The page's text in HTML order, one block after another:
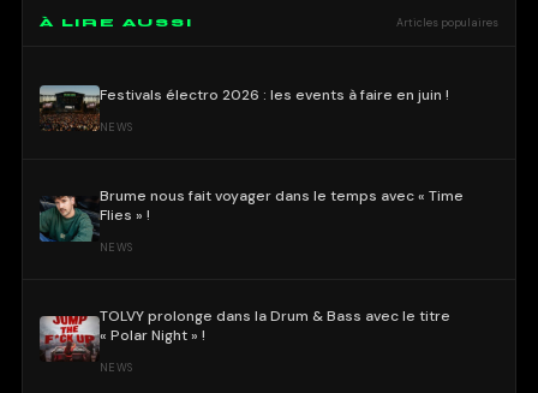
À LIRE AUSSI Articles populaires
Festivals électro 2026 : les events à faire en juin !
NEWS
Brume nous fait voyager dans le temps avec « Time
Flies » !
NEWS
TOLVY prolonge dans la Drum & Bass avec le titre
« Polar Night » !
NEWS